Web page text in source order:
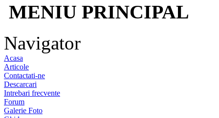
MENIU PRINCIPAL
Navigator
Acasa
Articole
Contactati-ne
Descarcari
Intrebari frecvente
Forum
Galerie Foto